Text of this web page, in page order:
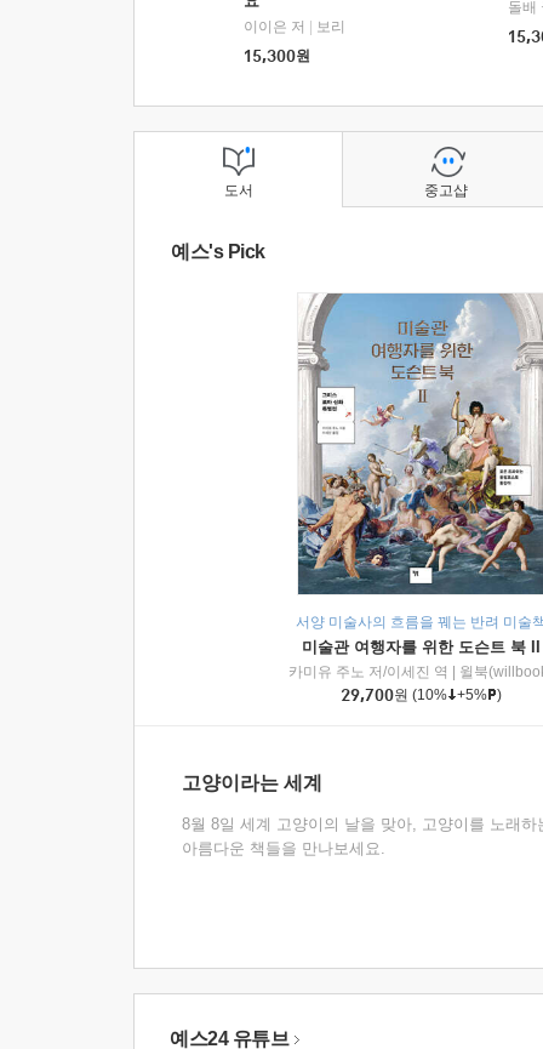
이이은 저
보리
15,300원
돌배
도서
예스's Pick
서양 미술사의 흐름을 꿰는 반려 미술
미술관 여행자를 위한 도슨트 북 II
카미유 주노 저/이세진 역
윌북
29,700원 (10% +5% )
고양이라는 세계
8월 8일 세계 고양이의 날을 맞아, 고양이를 노래하
아름다운 책들을 만나보세요.
중고샵
예스24 유튜브